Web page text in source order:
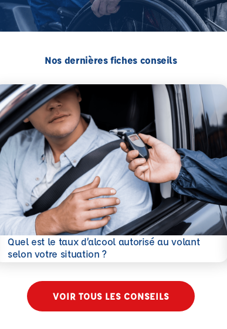
Nos dernières fiches conseils
Quel est le taux d’alcool autorisé au volant
selon votre situation ?
savoir plus
VOIR TOUS LES CONSEILS